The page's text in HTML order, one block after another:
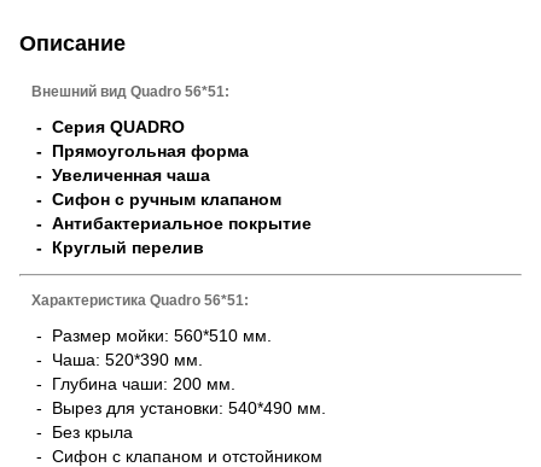
Описание
Внешний вид Quadro 56*51:
- Серия QUADRO
- Прямоугольная форма
- Увеличенная чаша
- Сифон с ручным клапаном
- Антибактериальное покрытие
- Круглый перелив
Характеристика Quadro 56*51:
- Размер мойки: 560*510 мм.
- Чаша: 520*390 мм.
- Глубина чаши: 200 мм.
- Вырез для установки: 540*490 мм.
- Без крыла
- Сифон с клапаном и отстойником